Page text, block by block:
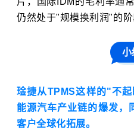
仍然处于"规模换利润"的阶
小
琻捷从TPMS这样的"不
能源汽车产业链的爆发，
客户全球化拓展。